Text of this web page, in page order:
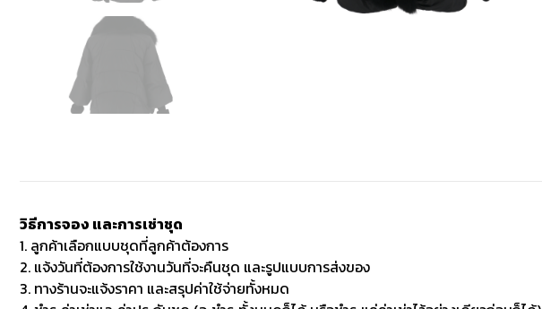
วิธีการจอง และการเช่าชุด
1. ลูกค้าเลือกแบบชุดที่ลูกค้าต้องการ
2. แจ้งวันที่ต้องการใช้งานวันที่จะคืนชุด และรูปแบบการส่งของ
3. ทางร้านจะแจ้งราคา และสรุปค่าใช้จ่ายทั้งหมด